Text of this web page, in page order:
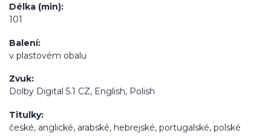
Délka (min)
101
Balení
v plastovém obalu
Zvuk
Dolby Digital 5.1 CZ, English, Polish
Titulky
české, anglické, arabské, hebrejské, portugalské, polské